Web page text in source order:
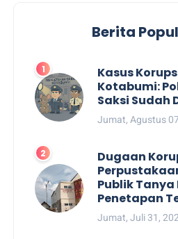
Berita
Kasus
Kotabumi:
Saksi Sudah
Jumat, Agustus
Dugaan
Publik Tanya
Penetapan
Jumat, Juli 31,